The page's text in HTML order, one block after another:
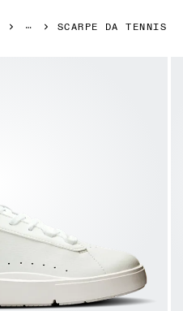
SCARPE DA TENNIS